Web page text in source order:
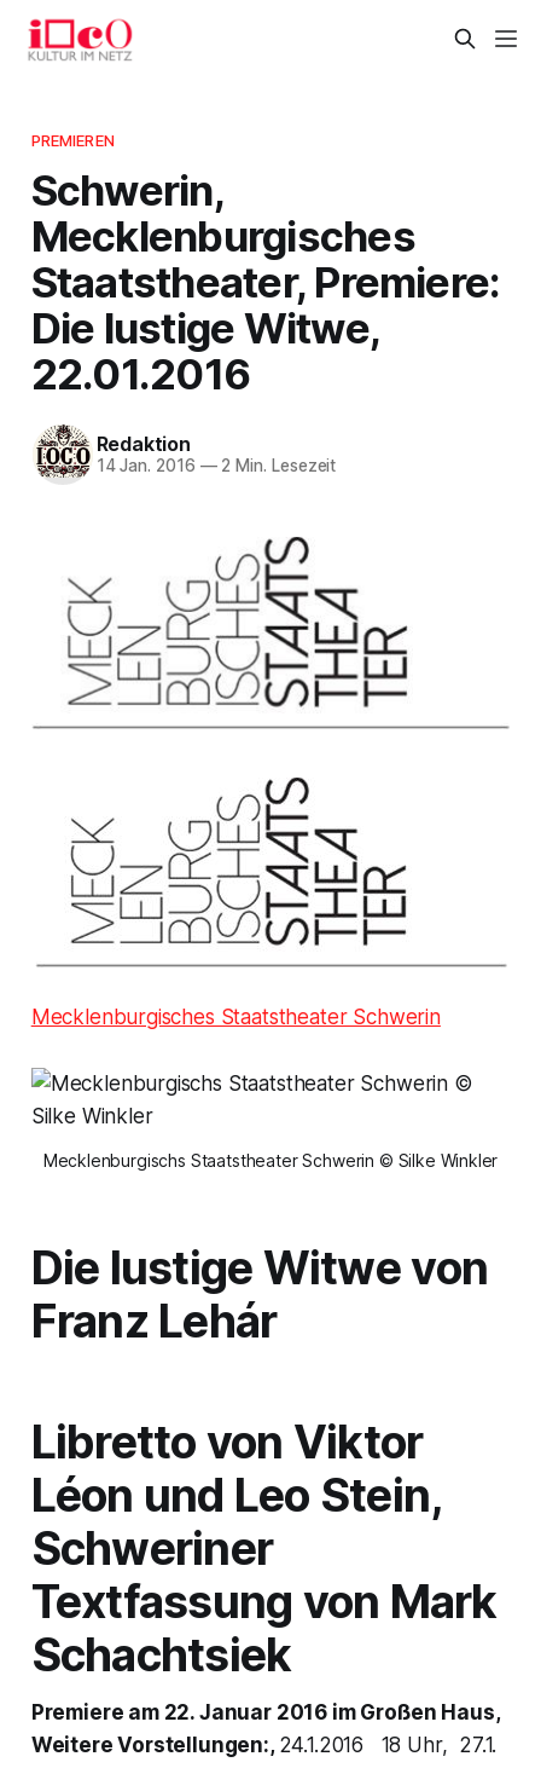
PREMIEREN
Schwerin,
Mecklenburgisches
Staatstheater, Premiere:
Die lustige Witwe,
22.01.2016
Redaktion
14 Jan. 2016 —2 Min. Lesezeit
Mecklenburgisches Staatstheater Schwerin
Mecklenburgischs Staatstheater Schwerin © Silke Winkler
Die lustige Witwevon
Franz Lehár
Libretto von Viktor
Léon und Leo Stein,
Schweriner
Textfassung von Mark
Schachtsiek
Premiere am 22. Januar 2016 im Großen Haus,
Weitere Vorstellungen:, 24.1.2016 18 Uhr, 27.1.